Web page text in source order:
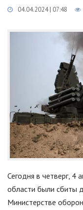
04.04.2024 | 07:48
Сегодня в четверг, 4
области были сбиты
Министерстве